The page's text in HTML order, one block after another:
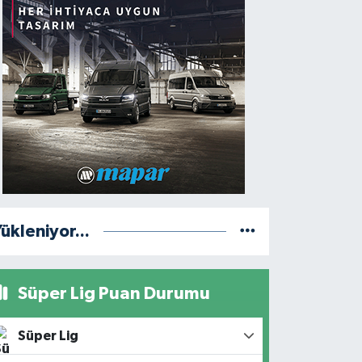
Süper Lig Puan Durumu
Süper Lig